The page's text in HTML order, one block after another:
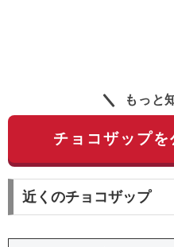
もっと
チョコザップ
近くのチョコザップ